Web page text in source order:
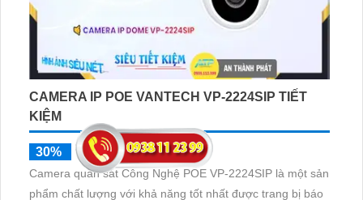
CAMERA IP POE VANTECH VP-2224SIP TIẾT
KIỆM
30%
1,400,000 ₫
Camera quan sát Công Nghệ POE VP-2224SIP là một sản
phẩm chất lượng với khả năng tốt nhất được trang bị báo